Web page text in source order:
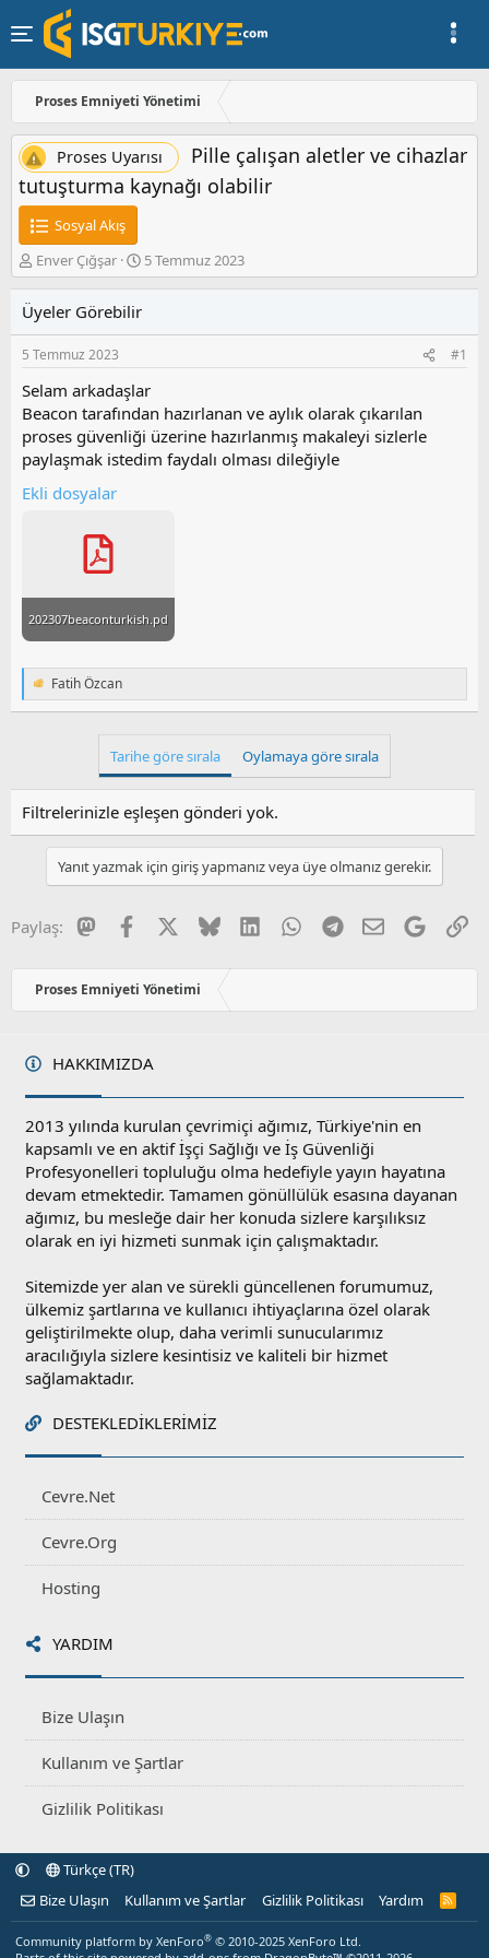
Proses Emniyeti Yönetimi
Proses Uyarısı
Pille çalışan aletler ve cihazlar
tutuşturma kaynağı olabilir
Sosyal Akış
K
o
u
y
u
a
ş
l
a
a
Enver Çığşar
B
a
a
ı
ç
t
a
5 Temmuz 2023
Üyeler Görebilir
5 Temmuz 2023 #1
Selam arkadaşlar
Beacon tarafından hazırlanan ve aylık olarak çıkarılan
proses güvenliği üzerine hazırlanmış makaleyi sizlerle
paylaşmak istedim faydalı olması dileğiyle
Ekli dosyalar
202307beaconturkish.pdf
T
e
e
r
Fatih Özcan
Tarihe göre sırala Oylamaya göre sırala
Filtrelerinizle eşleşen gönderi yok.
Yanıt yazmak için giriş yapmanız veya üye olmanız gerekir.
Paylaş: MastodonFacebook BlueskyLinkedInWhatsAppTelegram
E-postaGoogle
Proses Emniyeti Yönetimi
HAKKIMIZDA
2013 yılında kurulan çevrimiçi ağımız, Türkiye'nin en
kapsamlı ve en aktif İşçi Sağlığı ve İş Güvenliği
Profesyonelleri topluluğu olma hedefiyle yayın hayatına
devam etmektedir. Tamamen gönüllülük esasına dayanan
ağımız, bu mesleğe dair her konuda sizlere karşılıksız
olarak en iyi hizmeti sunmak için çalışmaktadır.
Sitemizde yer alan ve sürekli güncellenen forumumuz,
ülkemiz şartlarına ve kullanıcı ihtiyaçlarına özel olarak
geliştirilmekte olup, daha verimli sunucularımız
aracılığıyla sizlere kesintisiz ve kaliteli bir hizmet
sağlamaktadır.
DESTEKLEDIKLERIMIZ
Cevre.Net
Cevre.Org
Hosting
YARDIM
Bize Ulaşın
Kullanım ve Şartlar
Gizlilik Politikası
Türkçe (TR)
Bize Ulaşın
Kullanım ve Şartlar Gizlilik Politikası Yardım
R
Community platform by XenForo® © 2010-2025 XenForo Ltd.